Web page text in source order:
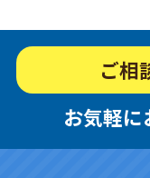
ご相
お気軽